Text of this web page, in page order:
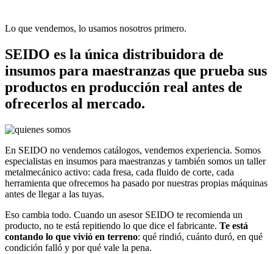
Lo que vendemos, lo usamos nosotros primero.
SEIDO es la única distribuidora de
insumos para maestranzas que prueba sus
productos en producción real antes de
ofrecerlos al mercado.
En SEIDO no vendemos catálogos, vendemos experiencia. Somos
especialistas en insumos para maestranzas y también somos un taller
metalmecánico activo: cada fresa, cada fluido de corte, cada
herramienta que ofrecemos ha pasado por nuestras propias máquinas
antes de llegar a las tuyas.
Eso cambia todo. Cuando un asesor SEIDO te recomienda un
producto, no te está repitiendo lo que dice el fabricante. Te está
contando lo que vivió en terreno: qué rindió, cuánto duró, en qué
condición falló y por qué vale la pena.